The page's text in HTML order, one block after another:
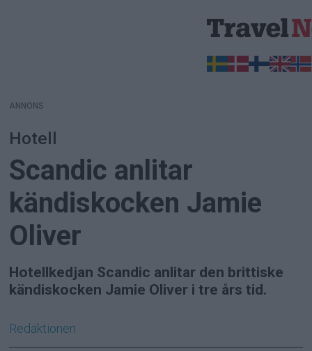
ANNONS
Hotell
Scandic anlitar
kändiskocken Jamie
Oliver
Hotellkedjan Scandic anlitar den brittiske
kändiskocken Jamie Oliver i tre års tid.
Redaktionen